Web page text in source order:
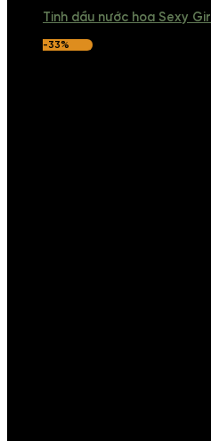
Tinh dầu nước hoa Sexy Girl
-33%